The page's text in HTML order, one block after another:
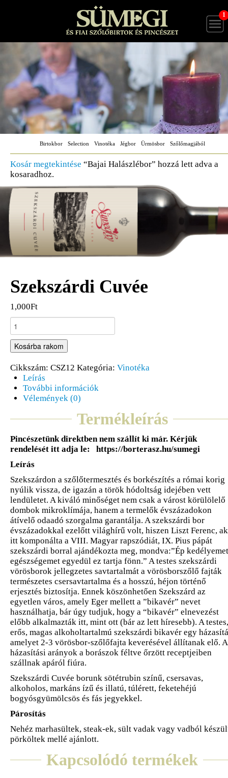
1
Birtokbor Selection Vinotéka Jégbor Ürmösbor Szőlőmagjából
Kosár megtekintése “Bajai Halászlébor” hozzá lett adva a
kosaradhoz.
Szekszárdi Cuvée
1,000Ft
Kosárba rakom
Cikkszám: CSZ12 Kategória: Vinotéka
Leírás
További információk
Vélemények (0)
Termékleírás
Pincészetünk direktben nem szállít ki már. Kérjük
rendelését itt adja le: https://borterasz.hu/sumegi
Leírás
Szekszárdon a szőlőtermesztés és borkészítés a római korig
nyúlik vissza, de igazán a török hódoltság idejében vett
lendületet. A kiváló minőséget nem csak a várost körülölelő
dombok mikroklímája, hanem a termelők évszázadokon
átívelő odaadó szorgalma garantálja. A szekszárdi bor
évszázadokkal ezelőtt világhírű volt, hiszen Liszt Ferenc,
itt komponálta a VIII. Magyar rapszódiát, IX. Pius pápát
szekszárdi borral ajándékozta meg, mondva:”Ép
egészségemet egyedül ez tartja fönn.” A testes szekszárdi
vörösborok jellegzetes savtartalmát a vörösborszőlő fajták
természetes csersavtartalma és a hosszú, héjon történő
erjesztés biztosítja. Ennek köszönhetően Szekszárd az
egyetlen város, amely Eger mellett a ”bikavér” nevet
használhatja, bár úgy tudjuk, hogy a “bikavér” elnevezést
előbb alkalmazták itt, mint ott (bár az lett híresebb). A testes,
erős, magas alkoholtartalmú szekszárdi bikavér egy
amelyet 2-3 vörösbor-szőlőfajta keverésével állítanak elő. A
házasítási arányok a borászok féltve őrzött receptjeiben
szállnak apáról fiúra.
Szekszárdi Cuvée borunk sötétrubin színű, csersavas,
alkoholos, markáns ízű és illatú, túlérett, feketehéjú
bogyósgyümölcsös és fás jegyekkel.
Párosítás
Nehéz marhasültek, steak-ek, sült vadak vagy vadból
pörköltek mellé ajánlott.
Kapcsolódó termékek